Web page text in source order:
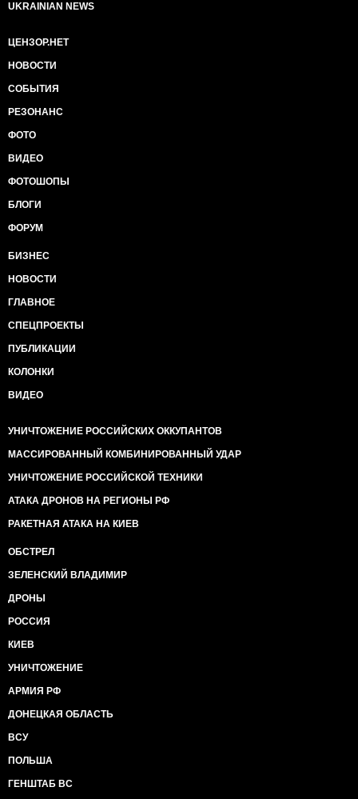
UKRAINIAN NEWS
ЦЕНЗОР.НЕТ
НОВОСТИ
СОБЫТИЯ
РЕЗОНАНС
ФОТО
ВИДЕО
ФОТОШОПЫ
БЛОГИ
ФОРУМ
БИЗНЕС
НОВОСТИ
ГЛАВНОЕ
СПЕЦПРОЕКТЫ
ПУБЛИКАЦИИ
КОЛОНКИ
ВИДЕО
УНИЧТОЖЕНИЕ РОССИЙСКИХ ОККУПАНТОВ
МАССИРОВАННЫЙ КОМБИНИРОВАННЫЙ УДАР
УНИЧТОЖЕНИЕ РОССИЙСКОЙ ТЕХНИКИ
АТАКА ДРОНОВ НА РЕГИОНЫ РФ
РАКЕТНАЯ АТАКА НА КИЕВ
ОБСТРЕЛ
ЗЕЛЕНСКИЙ ВЛАДИМИР
ДРОНЫ
РОССИЯ
КИЕВ
УНИЧТОЖЕНИЕ
АРМИЯ РФ
ДОНЕЦКАЯ ОБЛАСТЬ
ВСУ
ПОЛЬША
ГЕНШТАБ ВС